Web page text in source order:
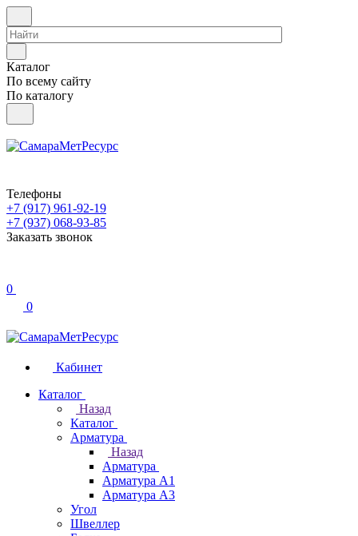
Каталог
По всему сайту
По каталогу
Телефоны
+7 (917) 961-92-19
+7 (937) 068-93-85
Заказать звонок
0
0
Кабинет
Каталог
Назад
Каталог
Арматура
Назад
Арматура
Арматура А1
Арматура А3
Угол
Швеллер